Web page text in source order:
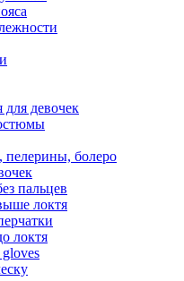
девочек
болеро
пальцев
локтя
локтя